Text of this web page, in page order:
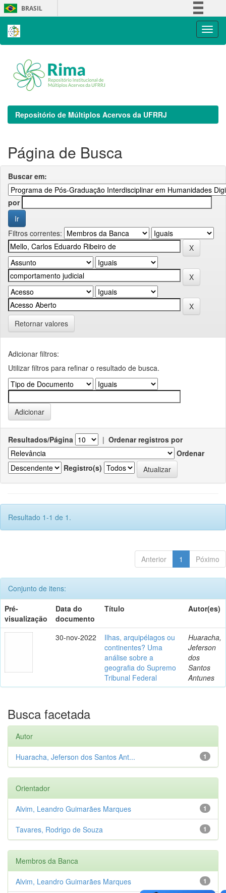
Skip
navigation
BRASIL
Repositório de Múltiplos Acervos da UFRRJ
Página de Busca
Buscar em:
por
Filtros correntes:
Retornar valores
Adicionar filtros:
Utilizar filtros para refinar o resultado de busca.
Resultados/Página | Ordenar registros por
Ordenar
Registro(s)
Resultado 1-1 de 1.
Anterior 1 Póximo
Conjunto de itens:
Pré-
visualização
Data do
documento
Título Autor(es)
30-nov-2022
Ilhas, arquipélagos ou
continentes? Uma
análise sobre a
geografia do Supremo
Tribunal Federal
Huaracha,
Jeferson
dos
Santos
Antunes
Busca facetada
Autor
1
Huaracha, Jeferson dos Santos Ant...
Orientador
1
Alvim, Leandro Guimarães Marques
1
Tavares, Rodrigo de Souza
Membros da Banca
1
Alvim, Leandro Guimarães Marques